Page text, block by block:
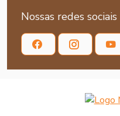
Nossas redes sociais